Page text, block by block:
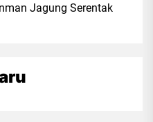
Jagung Serentak